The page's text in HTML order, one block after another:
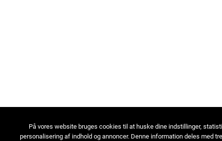
På vores website bruges cookies til at huske dine indstillinger,
personalisering af indhold og annoncer. Denne information deles med